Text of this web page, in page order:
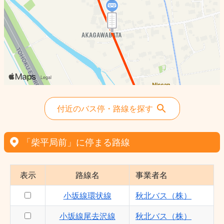
付近のバス停・路線を探す
「柴平局前」に停まる路線
表示 路線名 事業者名
小坂線環状線 秋北バス（株）
小坂線尾去沢線 秋北バス（株）